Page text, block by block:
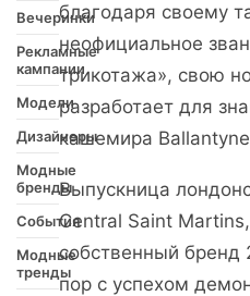
Вечеринки
Рекламные
кампании
Модели
Дизайнеры
Модные
бренды
События
Модные
тренды
благодаря своему
неофициальное
трикотажа», свою
разработает для
кашемира
Выпускница
Central Saint
собственный бренд
пор с успехом